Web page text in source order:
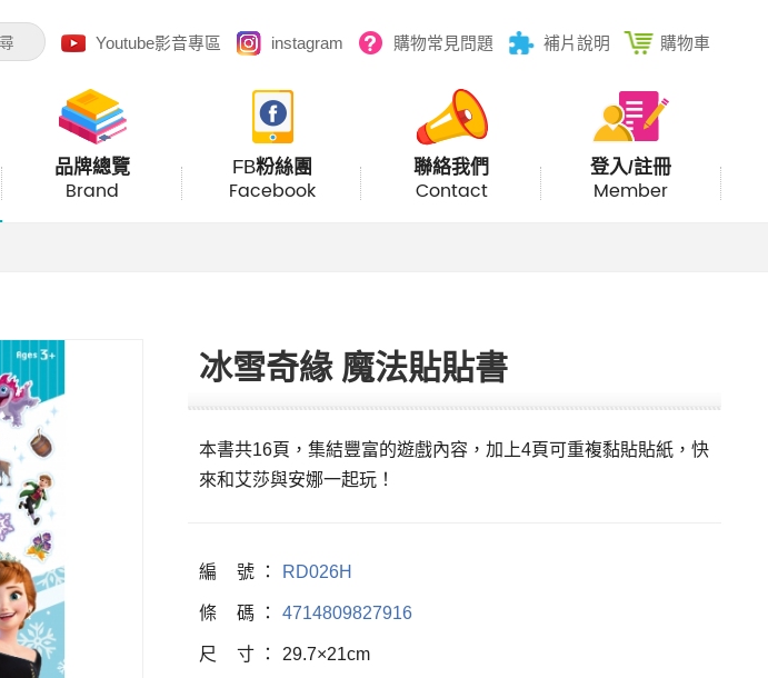
Youtube影音專區 instagram 購物常見問題 補片說明 購物車
品牌總覽
Brand
FB粉絲團
Facebook
聯絡我們
Contact
登入/註冊
Member
冰雪奇緣 魔法貼貼書
本書共16頁，集結豐富的遊戲內容，加上4頁可重複黏貼貼紙，快
來和艾莎與安娜一起玩！
編 號 RD026H
條 碼 4714809827916
尺 寸 29.7×21cm